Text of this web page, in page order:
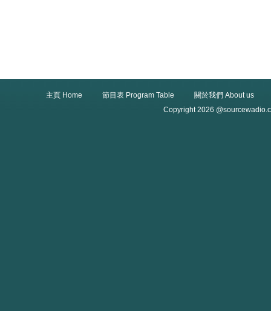
主頁 Home 節目表 Program Table
關於我們 About us
Copyright 2026